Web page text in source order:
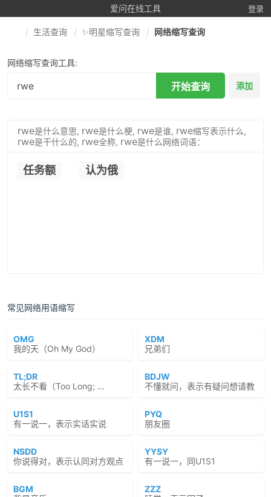
爱问在线工具 登录
生活查询 ✨明星缩写查询 网络缩写查询
网络缩写查询工具:
开始查询 添加
rwe是什么意思, rwe是什么梗, rwe是谁, rwe缩写表示什么,
rwe是干什么的, rwe全称, rwe是什么网络词语：
任务额 认为俄
常见网络用语缩写
OMG
我的天（Oh My God）
XDM
兄弟们
TL;DR
太长不看（Too Long; ...
BDJW
不懂就问，表示有疑问想请教
U1S1
有一说一，表示实话实说
PYQ
朋友圈
NSDD
你说得对，表示认同对方观点
YYSY
有一说一，同U1S1
BGM
ZZZ